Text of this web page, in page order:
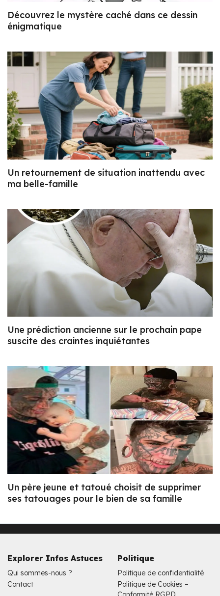
Découvrez le mystère caché dans ce dessin
énigmatique
Un retournement de situation inattendu avec
ma belle-famille
Une prédiction ancienne sur le prochain pape
suscite des craintes inquiétantes
Un père jeune et tatoué choisit de supprimer
ses tatouages pour le bien de sa famille
Explorer Infos Astuces
Qui sommes-nous ?
Contact
Politique
Politique de confidentialité
Politique de Cookies –